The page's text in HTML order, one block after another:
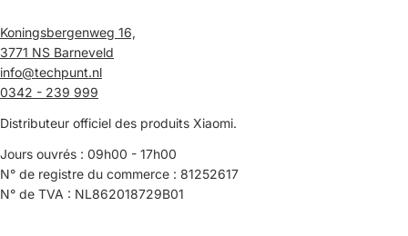
Koningsbergenweg 16,
3771 NS Barneveld
info@techpunt.nl
0342 - 239 999
Distributeur officiel des produits Xiaomi.
Jours ouvrés : 09h00 - 17h00
N° de registre du commerce : 81252617
N° de TVA : NL862018729B01